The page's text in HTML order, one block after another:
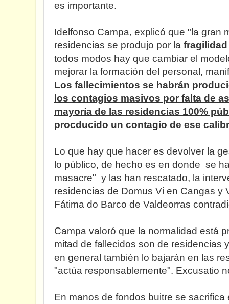
es importante.
Idelfonso Campa, explicó que "la gran
residencias se produjo por la
todos modos hay que cambiar el
mejorar la formación del personal,
Los fallecimientos se habrán
los contagios masivos por falta de
mayoría de las residencias 100%
procducido un contagio de ese
Lo que hay que hacer es devolver la
lo público, de hecho es en donde se
masacre" y las han rescatado, la
residencias de Domus Vi en Cangas
Fátima do Barco de Valdeorras
Campa valoró que la normalidad está
mitad de fallecidos son de residencias
en general también lo bajarán en las
"actúa responsablemente". Excusatio
En manos de fondos buitre se